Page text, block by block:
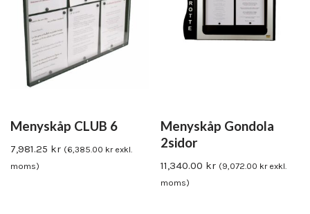
Menyskåp CLUB 6
7,981.25 kr (6,385.00 krexkl.
moms)
Menyskåp Gondola
2sidor
11,340.00 kr (9,072.00 krexkl.
moms)